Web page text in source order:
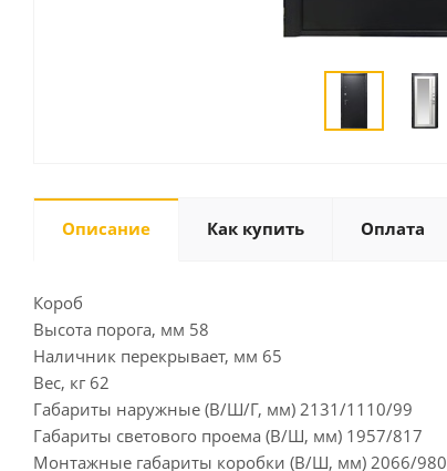
Описание Как купить Оплата
Короб
Высота порога, мм 58
Наличник перекрывает, мм 65
Вес, кг 62
Габариты наружные (В/Ш/Г, мм) 2131/1110/99
Габариты светового проема (В/Ш, мм) 1957/817
Монтажные габариты коробки (В/Ш, мм) 2066/980